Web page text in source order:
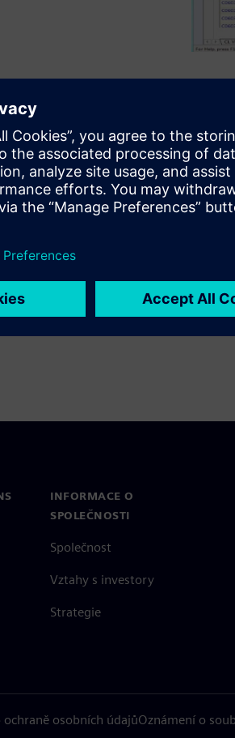
and
But
cycle,
can come
INFORMACE O
SPOLEČNOSTI
Společnost
Vztahy s investory
Strategie
ochraně osobních údajůOznámení o